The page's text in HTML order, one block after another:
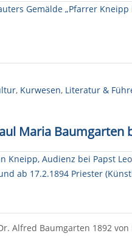
, Kurwesen, Literatur &
Maria Baumgarten
Alfred Baumgarten 1892